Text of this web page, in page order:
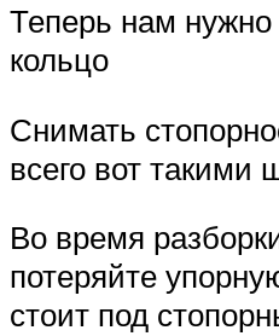
Теперь нам нужно
кольцо
Снимать
всего вот такими
Во время
потеряйте
стоит под